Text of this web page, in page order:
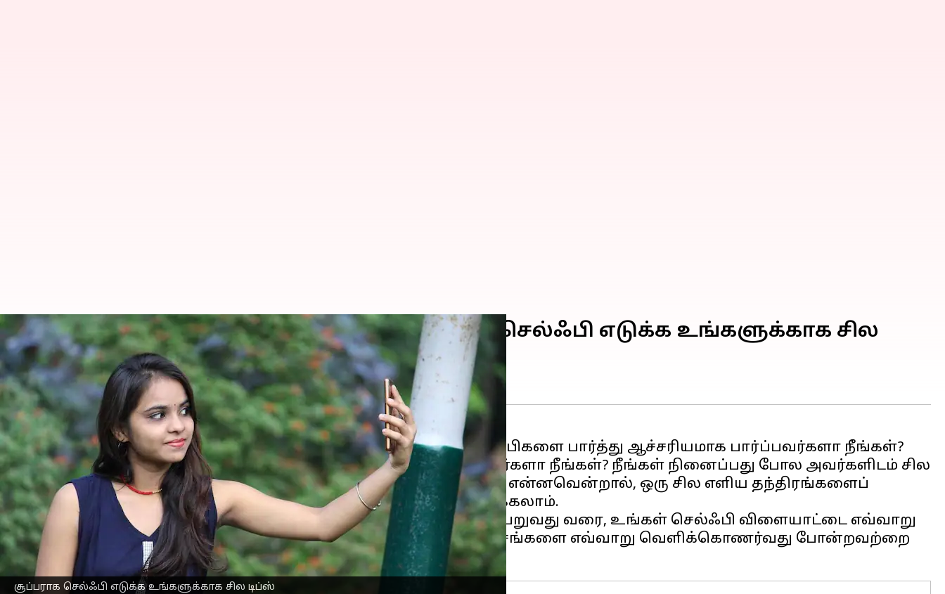
சூப்பராக செல்ஃபி எடுக்க உங்களுக்காக சில டிப்ஸ்
செல்ஃபி எடுக்க திணறுகிறீர்களா? சூப்பராக செல்ஃபி எடுக்க உங்களுக்காக சில
டிப்ஸ்
எழுதியவர் Venkatalakshmi V Mar 24, 2025 05:31 pm
செய்தி முன்னோட்டம்
பிரபலங்கள் எப்போதும்சமூக வலைத்தளங்களில் பதிவிடும் செல்ஃபிகளை பார்த்து ஆச்சரியமாக பார்ப்பவர்களா நீங்கள்?
அவர்களை போல கச்சிததமாக செல்ஃபி எடுக்க முயன்று தோற்றவர்களா நீங்கள்? நீங்கள் நினைப்பது போல அவர்களிடம் சில
பிரத்யேக கருவிகள் அல்லது நுட்பங்கள் எல்லாம் இல்லை, உண்மை என்னவென்றால், ஒரு சில எளிய தந்திரங்களைப்
பயன்படுத்தி எவரும் இதே போன்ற சூப்பர் படங்களை எளிதில் எடுக்கலாம்.
வெளிச்சத்தைப் புரிந்துகொள்வது முதல் கோணங்களில் தேர்ச்சி பெறுவது வரை, உங்கள் செல்ஃபி விளையாட்டை எவ்வாறு
மேம்படுத்துவது மற்றும் ஒவ்வொரு ஷாட்டிலும் உங்கள் சிறந்த அம்சங்களை எவ்வாறு வெளிக்கொணர்வது போன்றவற்றை